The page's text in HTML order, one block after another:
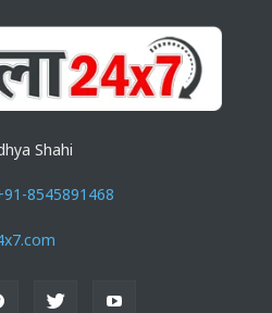
Shahi
8545891468